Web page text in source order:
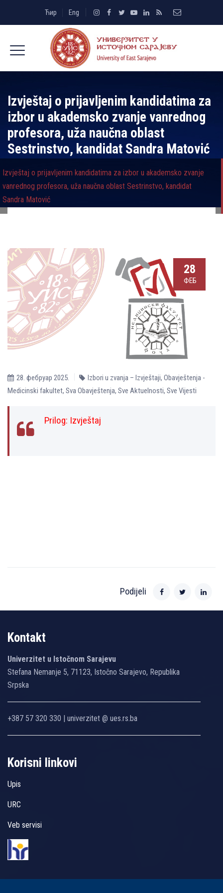
Ћир Eng
Izvještaj o prijavljenim kandidatima za
izbor u akademsko zvanje vanrednog
profesora, uža naučna oblast
Sestrinstvo, kandidat Sandra Matović
Izvještaj o prijavljenim kandidatima za izbor u akademsko zvanje
vanrednog profesora, uža naučna oblast Sestrinstvo, kandidat
Sandra Matović
28
ФЕБ
28. фебруар 2025. Izbori u zvanja – Izvještaji, Obavještenja -
Medicinski fakultet, Sva Obavještenja, Sve Aktuelnosti, Sve Vijesti
Prilog: Izvještaj
Podijeli
Kontakt
Univerzitet u Istočnom Sarajevu
Stefana Nemanje 5, 71123, Istočno Sarajevo, Republika
Srpska
+387 57 320 330 | univerzitet @ ues.rs.ba
Korisni linkovi
Upis
URC
Veb servisi